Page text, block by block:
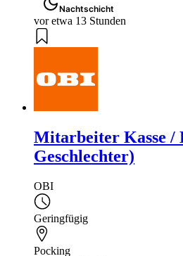
Nachtschicht
vor etwa 13 Stunden
Mitarbeiter Kasse /
Geschlechter)
OBI
Geringfügig
Pocking